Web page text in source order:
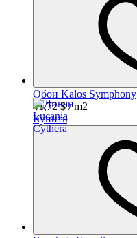
Обои Kalos Symphony
41,72$ / m2
Купить